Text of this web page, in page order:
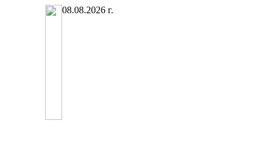
08.08.2026 г.